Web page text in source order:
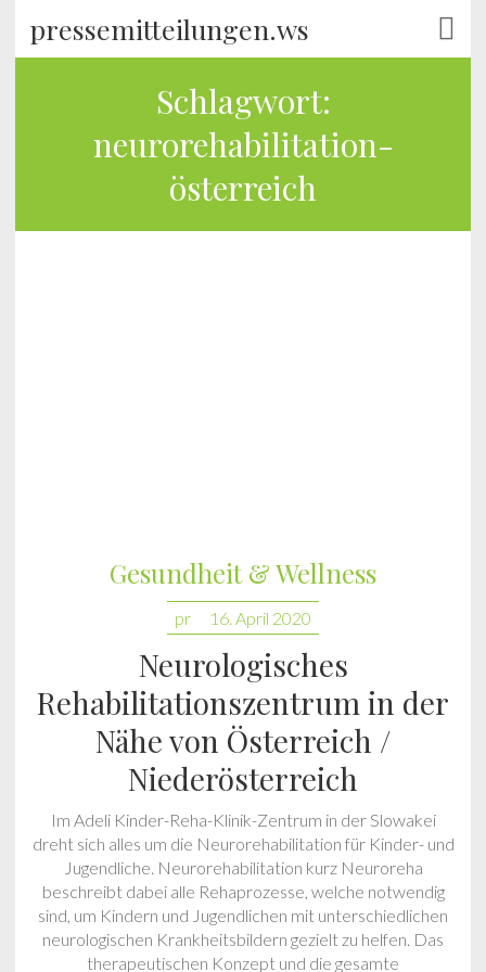
pressemitteilungen.ws
Schlagwort:
neurorehabilitation-
österreich
Gesundheit & Wellness
pr 16. April 2020
Neurologisches
Rehabilitationszentrum in der
Nähe von Österreich /
Niederösterreich
Im Adeli Kinder-Reha-Klinik-Zentrum in der Slowakei
dreht sich alles um die Neurorehabilitation für Kinder- und
Jugendliche. Neurorehabilitation kurz Neuroreha
beschreibt dabei alle Rehaprozesse, welche notwendig
sind, um Kindern und Jugendlichen mit unterschiedlichen
neurologischen Krankheitsbildern gezielt zu helfen. Das
therapeutischen Konzept und die gesamte